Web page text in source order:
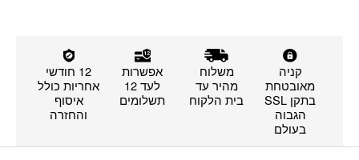
קניה
מאובטחת
בתקן SSL
הגבוה
בעולם
משלוח
מהיר עד
בית הלקוח
אפשרות
לעד 12
תשלומים
12 חודשי
אחריות כולל
איסוף
והחזרה